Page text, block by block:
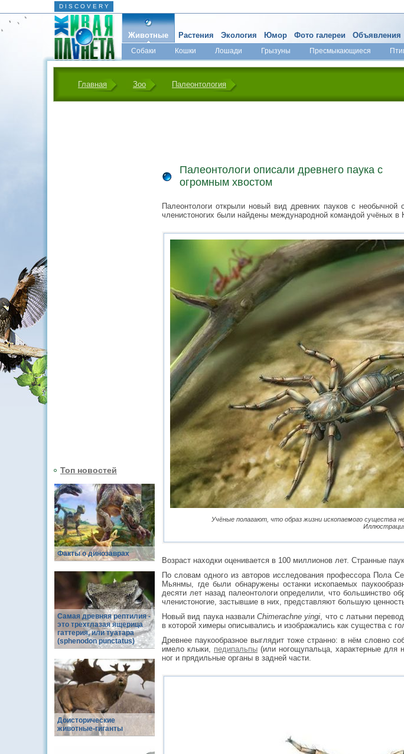
D I S C O V E R Y
Животные
Собаки Кошки Лошади Грызуны Пресмыкающиеся
Растения Экология Юмор Фото галереи Объявления
Главная Зоо Палеонтология
Топ новостей
Факты о динозаврах
Самая древняя рептилия -
это трехглазая ящерица
гаттерия, или туатара
(sphenodon punctatus)
Доисторические
животные-гиганты
Палеонтологи описали древнего паука с
огромным хвостом
Палеонтологи открыли новый вид древних пауков с
членистоногих были найдены международной командой учёных в
Учёные полагают, что образ жизни ископаемого существа
Возраст находки оценивается в 100 миллионов лет. Странные
По словам одного из авторов исследования профессора Пола
Мьянмы, где были обнаружены останки ископаемых
десяти лет назад палеонтологи определили, что большинство
членистоногие, застывшие в них, представляют большую
Новый вид паука назвали Chimerachne yingi, что с латыни
в которой химеры описывались и изображались как существа с
Древнее паукообразное выглядит тоже странно: в нём словно
имело клыки, педипальпы (или ногощупальца, характерные для
ног и прядильные органы в задней части.